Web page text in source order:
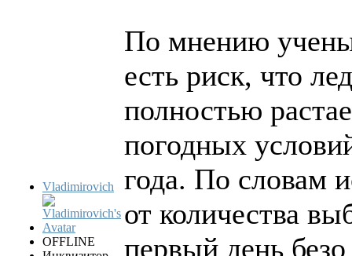
Vladimirovich
OFFLINE
По мнению
есть риск, что
полностью
погодных
года. По словам
от количества
первый день